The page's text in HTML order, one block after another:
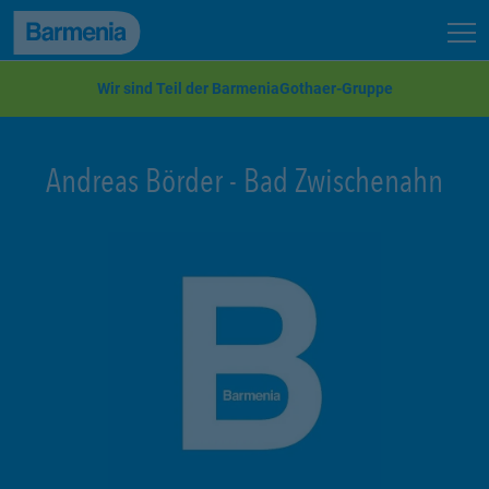
zum Seiteninhalt
Back to top
Wir sind Teil der BarmeniaGothaer-Gruppe
Andreas Börder- Bad Zwischenahn